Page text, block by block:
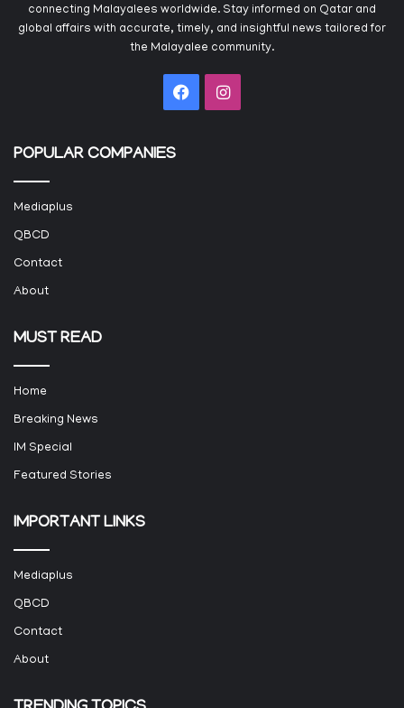
connecting Malayalees worldwide. Stay informed on Qatar and
global affairs with accurate, timely, and insightful news tailored for
the Malayalee community.
FacebookInstagram
POPULAR COMPANIES
Mediaplus
QBCD
Contact
About
MUST READ
Home
Breaking News
IM Special
Featured Stories
IMPORTANT LINKS
Mediaplus
QBCD
Contact
About